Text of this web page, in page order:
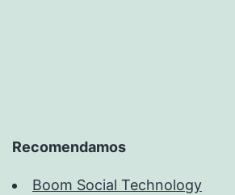
Recomendamos
Boom Social Technology